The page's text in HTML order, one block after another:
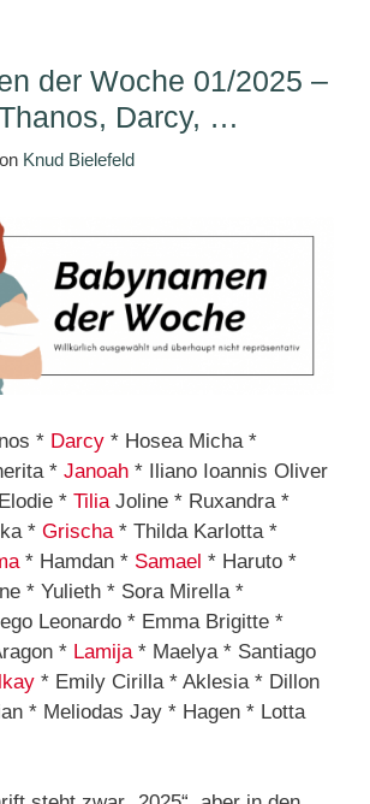
der Woche 01/2025 –
Darcy, …
Knud Bielefeld
* Darcy * Hosea Micha *
* Janoah * Iliano Ioannis Oliver
* Tilia Joline * Ruxandra *
* Grischa * Thilda Karlotta *
* Hamdan * Samael * Haruto *
* Yulieth * Sora Mirella *
Leonardo * Emma Brigitte *
* Lamija * Maelya * Santiago
* Emily Cirilla * Aklesia * Dillon
* Meliodas Jay * Hagen * Lotta